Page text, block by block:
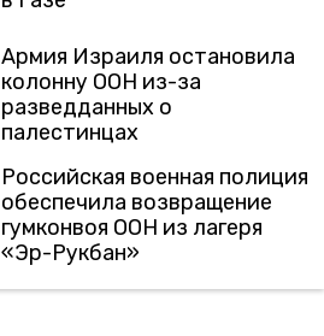
Армия Израиля остановила
колонну ООН из-за
разведданных о
палестинцах
Российская военная полиция
обеспечила возвращение
гумконвоя ООН из лагеря
«Эр-Рукбан»